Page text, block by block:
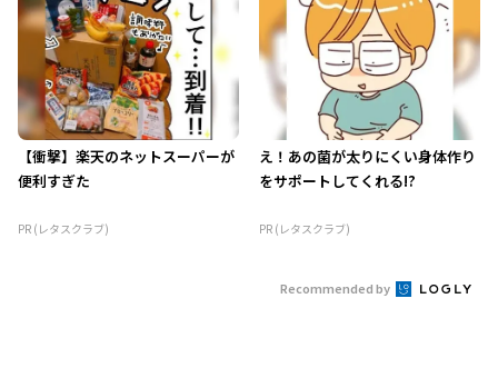
【衝撃】楽天のネットスーパーが
便利すぎた
PR (レタスクラブ)
え！あの菌が太りにくい身体作り
をサポートしてくれる!?
PR (レタスクラブ)
Recommended by